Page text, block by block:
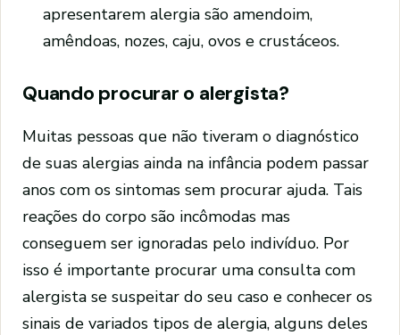
apresentarem alergia são amendoim,
amêndoas, nozes, caju, ovos e crustáceos.
Quando procurar o alergista?
Muitas pessoas que não tiveram o diagnóstico
de suas alergias ainda na infância podem passar
anos com os sintomas sem procurar ajuda. Tais
reações do corpo são incômodas mas
conseguem ser ignoradas pelo indivíduo. Por
isso é importante procurar uma consulta com
alergista se suspeitar do seu caso e conhecer os
sinais de variados tipos de alergia, alguns deles